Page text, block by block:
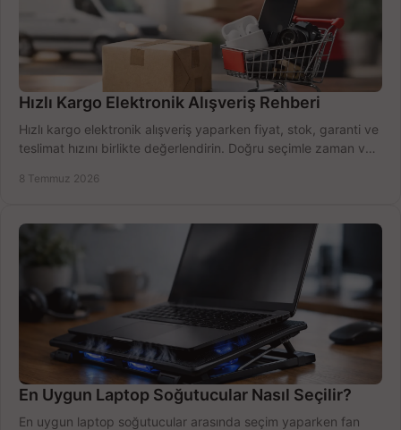
Hızlı Kargo Elektronik Alışveriş Rehberi
Hızlı kargo elektronik alışveriş yaparken fiyat, stok, garanti ve
teslimat hızını birlikte değerlendirin. Doğru seçimle zaman ve
8 Temmuz 2026
En Uygun Laptop Soğutucular Nasıl Seçilir?
En uygun laptop soğutucular arasında seçim yaparken fan